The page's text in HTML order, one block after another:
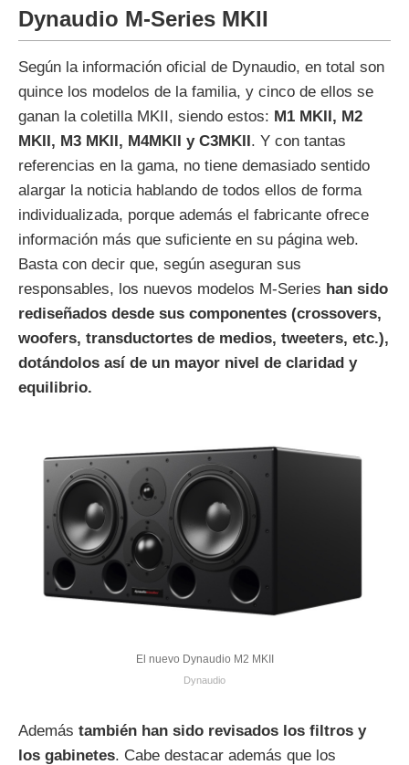
Dynaudio M-Series MKII
Según la información oficial de Dynaudio, en total son
quince los modelos de la familia, y cinco de ellos se
ganan la coletilla MKII, siendo estos: M1 MKII, M2
MKII, M3 MKII, M4MKII y C3MKII . Y con tantas
referencias en la gama, no tiene demasiado sentido
alargar la noticia hablando de todos ellos de forma
individualizada, porque además el fabricante ofrece
información más que suficiente en su página web.
Basta con decir que, según aseguran sus
responsables, los nuevos modelos M-Series han sido
rediseñados desde sus componentes (crossovers,
woofers, transductortes de medios, tweeters, etc.),
dotándolos así de un mayor nivel de claridad y
equilibrio.
El nuevo Dynaudio M2 MKII
Dynaudio
Además también han sido revisados los filtros y
los gabinetes. Cabe destacar además que los